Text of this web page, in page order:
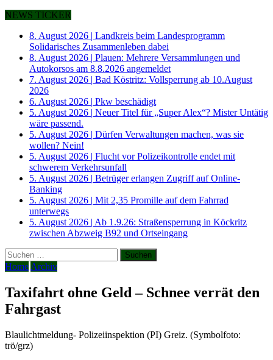
NEWS TICKER
8. August 2026 | Landkreis beim Landesprogramm
Solidarisches Zusammenleben dabei
8. August 2026 | Plauen: Mehrere Versammlungen und
Autokorsos am 8.8.2026 angemeldet
7. August 2026 | Bad Köstritz: Vollsperrung ab 10.August
2026
6. August 2026 | Pkw beschädigt
5. August 2026 | Neuer Titel für „Super Alex“? Mister Untätig
wäre passend.
5. August 2026 | Dürfen Verwaltungen machen, was sie
wollen? Nein!
5. August 2026 | Flucht vor Polizeikontrolle endet mit
schwerem Verkehrsunfall
5. August 2026 | Betrüger erlangen Zugriff auf Online-
Banking
5. August 2026 | Mit 2,35 Promille auf dem Fahrrad
unterwegs
5. August 2026 | Ab 1.9.26: Straßensperrung in Köckritz
zwischen Abzweig B92 und Ortseingang
Suchen
nach:
Home Archiv
Taxifahrt ohne Geld – Schnee verrät den
Fahrgast
Blaulichtmeldung- Polizeiinspektion (PI) Greiz. (Symbolfoto:
trö/grz)